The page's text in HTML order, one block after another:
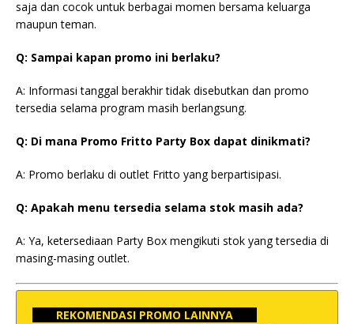
saja dan cocok untuk berbagai momen bersama keluarga
maupun teman.
Q: Sampai kapan promo ini berlaku?
A: Informasi tanggal berakhir tidak disebutkan dan promo
tersedia selama program masih berlangsung.
Q: Di mana Promo Fritto Party Box dapat dinikmati?
A: Promo berlaku di outlet Fritto yang berpartisipasi.
Q: Apakah menu tersedia selama stok masih ada?
A: Ya, ketersediaan Party Box mengikuti stok yang tersedia di
masing-masing outlet.
REKOMENDASI PROMO LAINNYA